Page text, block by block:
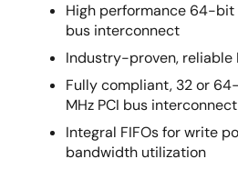
High performance 64-bit
bus interconnect
Industry-proven, reliable
Fully compliant, 32 or
MHz PCI bus interconnect
Integral FIFOs for write
bandwidth utilization